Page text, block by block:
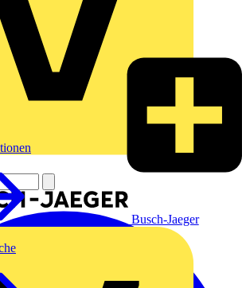
Busch-Jaeger